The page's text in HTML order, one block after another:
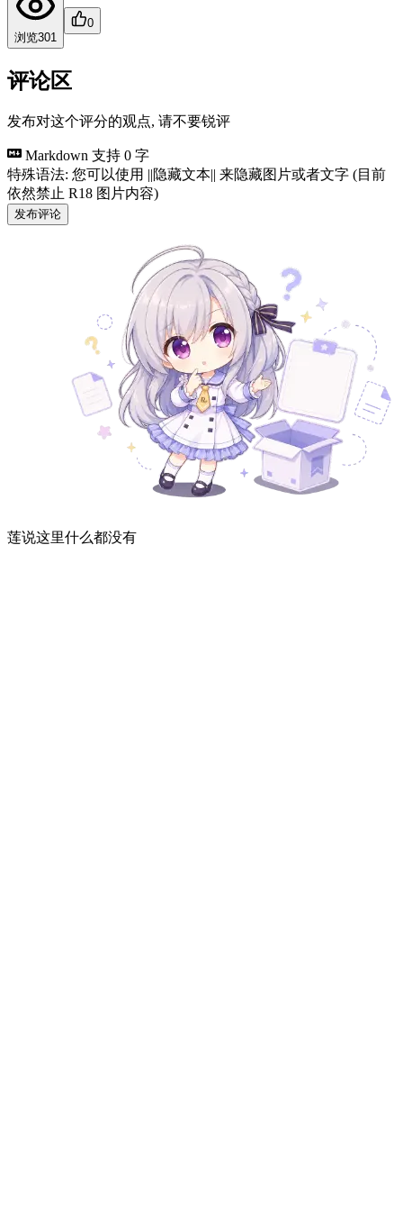
浏览301
0
评论区
发布对这个评分的观点, 请不要锐评
Markdown 支持 0 字
特殊语法: 您可以使用 ||隐藏文本|| 来隐藏图片或者文字 (目前
依然禁止 R18 图片内容)
发布评论
莲说这里什么都没有